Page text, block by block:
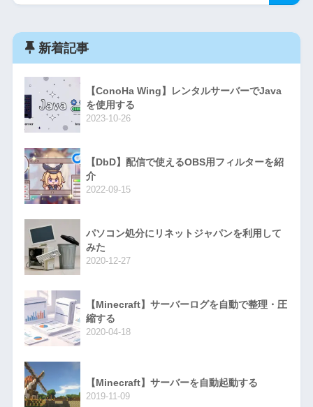
新着記事
【ConoHa Wing】レンタルサーバーでJava
を使用する
2023-10-26
【DbD】配信で使えるOBS用フィルターを紹
介
2022-09-15
パソコン処分にリネットジャパンを利用して
みた
2020-12-27
【Minecraft】サーバーログを自動で整理・圧
縮する
2020-04-18
【Minecraft】サーバーを自動起動する
2019-11-09